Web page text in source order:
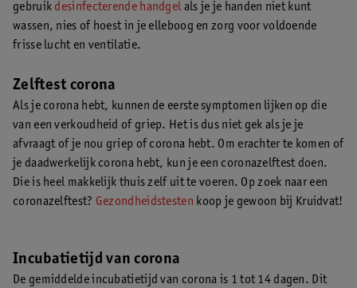
gebruik desinfecterende handgel als je je handen niet kunt
wassen, nies of hoest in je elleboog en zorg voor voldoende
frisse lucht en ventilatie.
Zelftest corona
Als je corona hebt, kunnen de eerste symptomen lijken op die
van een verkoudheid of griep. Het is dus niet gek als je je
afvraagt of je nou griep of corona hebt. Om erachter te komen of
je daadwerkelijk corona hebt, kun je een coronazelftest doen.
Die is heel makkelijk thuis zelf uit te voeren. Op zoek naar een
coronazelftest? Gezondheidstesten koop je gewoon bij Kruidvat!
Incubatietijd van corona
De gemiddelde incubatietijd van corona is 1 tot 14 dagen. Dit